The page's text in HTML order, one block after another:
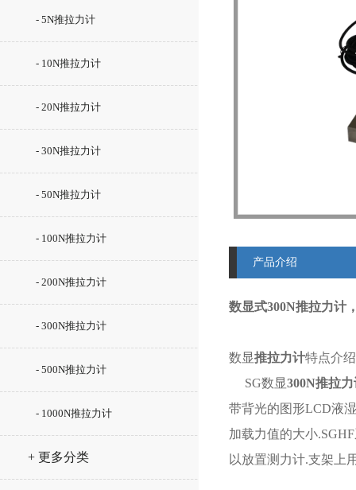
- 5N推拉力计
- 10N推拉力计
- 20N推拉力计
- 30N推拉力计
- 50N推拉力计
- 100N推拉力计
- 200N推拉力计
- 300N推拉力计
- 500N推拉力计
- 1000N推拉力计
+ 更多分类
产品介绍
数显式300N推拉力计
数显推拉力计特点介
SG数显300N推拉
带背光的图形LCD液
加载力值的大小
以放置测力计.支架上